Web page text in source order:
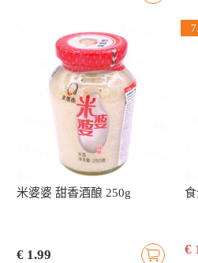
米婆婆 甜香酒酿 250g
€ 1.99 €